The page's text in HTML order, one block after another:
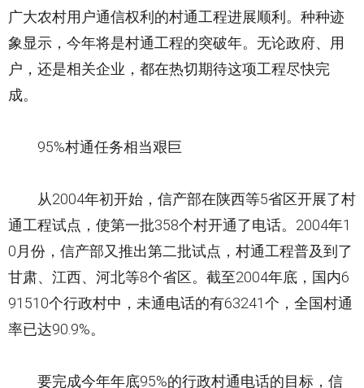
广大农村用户通信权利的村通工程进展顺利。种种迹
象显示，今年将是村通工程的突破年。无论政府、用
户，还是相关企业，都在热切期待这项工程尽快完
成。
95%村通任务相当艰巨
从2004年初开始，信产部在陕西等5省区开展了村
通工程试点，使第一批358个村开通了电话。2004年1
0月份，信产部又推出第二批试点，村通工程普及到了
甘肃、江西、河北等8个省区。截至2004年底，国内6
91510个行政村中，未通电话的有63241个，全国村通
率已达90.9%。
要完成今年年底95%的行政村通电话的目标，信